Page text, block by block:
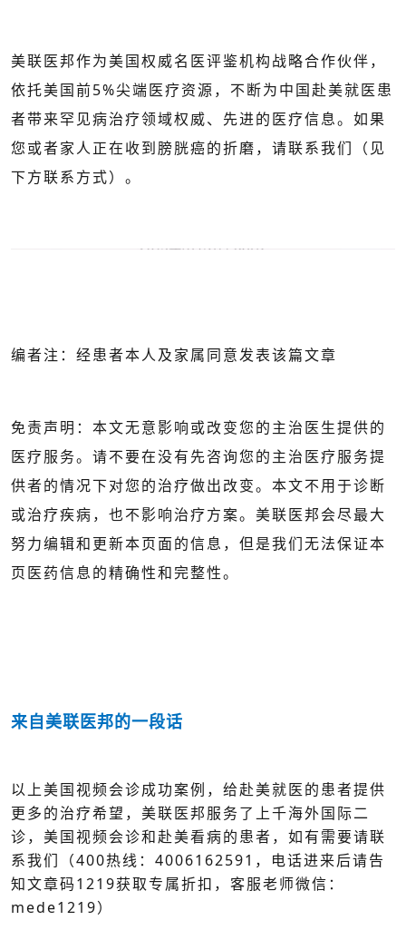
美联医邦作为美国权威名医评鉴机构战略合作伙伴，
依托美国前5%尖端医疗资源，不断为中国赴美就医患
者带来罕见病治疗领域权威、先进的医疗信息。如果
您或者家人正在收到膀胱癌的折磨，请联系我们（见
下方联系方式）。
编者注：经患者本人及家属同意发表该篇文章
免责声明：本文无意影响或改变您的主治医生提供的
医疗服务。请不要在没有先咨询您的主治医疗服务提
供者的情况下对您的治疗做出改变。本文不用于诊断
或治疗疾病，也不影响治疗方案。美联医邦会尽最大
努力编辑和更新本页面的信息，但是我们无法保证本
页医药信息的精确性和完整性。
来自美联医邦的一段话
以上美国视频会诊成功案例，给赴美就医的患者提供
更多的治疗希望 ，美联医邦服务了上千海外国际二
诊，美国视频会诊和赴美看病的患者，如有需要请联
系我们（400热线：4006162591，电话进来后请告
知文章码1219获取专属折扣，客服老师微信：
mede1219）